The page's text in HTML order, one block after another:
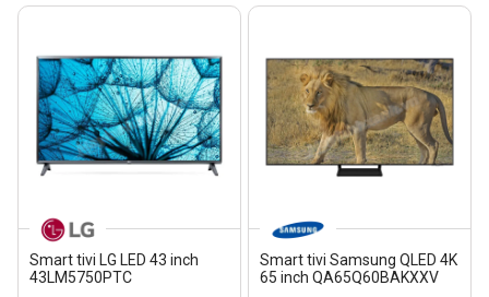
Smart tivi LG LED 43 inch
43LM5750PTC
Smart tivi Samsung QLED 4K
65 inch QA65Q60BAKXXV